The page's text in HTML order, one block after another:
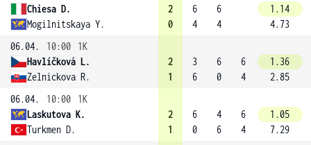
Chiesa D.
Mogilnitskaya Y.
2
0
6
4
6
4
1.14
4.73
06.04.
10:00
1K
Havlíčková L.
Zelnickova R.
2
1
3
6
6
0
6
4
1.36
2.85
06.04.
10:00
1K
Laskutova K.
Turkmen D.
2
1
6
0
4
6
6
4
1.05
7.29